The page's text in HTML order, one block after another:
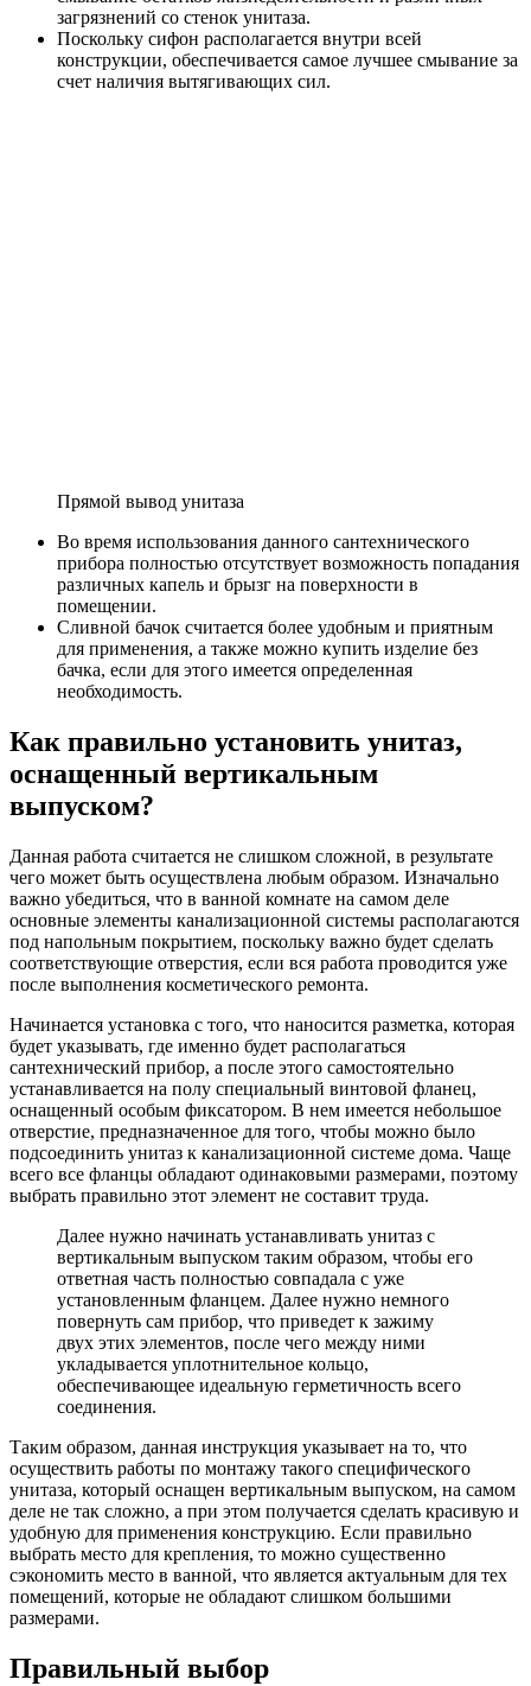
загрязнений со стенок унитаза.
Поскольку сифон располагается внутри всей
конструкции, обеспечивается самое лучшее смывание за
счет наличия вытягивающих сил.
Прямой вывод унитаза
Во время использования данного сантехнического
прибора полностью отсутствует возможность попадания
различных капель и брызг на поверхности в
помещении.
Сливной бачок считается более удобным и приятным
для применения, а также можно купить изделие без
бачка, если для этого имеется определенная
необходимость.
Как правильно установить унитаз,
оснащенный вертикальным
выпуском?
Данная работа считается не слишком сложной, в результате
чего может быть осуществлена любым образом. Изначально
важно убедиться, что в ванной комнате на самом деле
основные элементы канализационной системы располагаются
под напольным покрытием, поскольку важно будет сделать
соответствующие отверстия, если вся работа проводится уже
после выполнения косметического ремонта.
Начинается установка с того, что наносится разметка, которая
будет указывать, где именно будет располагаться
сантехнический прибор, а после этого самостоятельно
устанавливается на полу специальный винтовой фланец,
оснащенный особым фиксатором. В нем имеется небольшое
отверстие, предназначенное для того, чтобы можно было
подсоединить унитаз к канализационной системе дома. Чаще
всего все фланцы обладают одинаковыми размерами, поэтому
выбрать правильно этот элемент не составит труда.
Далее нужно начинать устанавливать унитаз с
вертикальным выпуском таким образом, чтобы его
ответная часть полностью совпадала с уже
установленным фланцем. Далее нужно немного
повернуть сам прибор, что приведет к зажиму
двух этих элементов, после чего между ними
укладывается уплотнительное кольцо,
обеспечивающее идеальную герметичность всего
соединения.
Таким образом, данная инструкция указывает на то, что
осуществить работы по монтажу такого специфического
унитаза, который оснащен вертикальным выпуском, на самом
деле не так сложно, а при этом получается сделать красивую и
удобную для применения конструкцию. Если правильно
выбрать место для крепления, то можно существенно
сэкономить место в ванной, что является актуальным для тех
помещений, которые не обладают слишком большими
размерами.
Правильный выбор